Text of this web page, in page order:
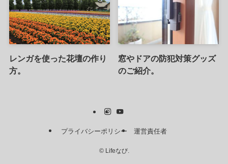
レンガを使った花壇の作り
方。
窓やドアの防犯対策グッズ
のご紹介。
プライバシーポリシー 運営責任者
©Lifeなび.